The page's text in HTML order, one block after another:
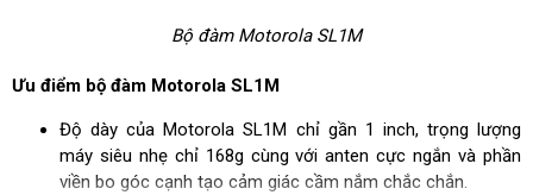
Bộ đàm Motorola SL1M
Ưu điểm bộ đàm Motorola SL1M
Độ dày của Motorola SL1M chỉ gần 1 inch, trọng lượng
máy siêu nhẹ chỉ 168g cùng với anten cực ngắn và phần
viền bo góc cạnh tạo cảm giác cầm nắm chắc chắn.